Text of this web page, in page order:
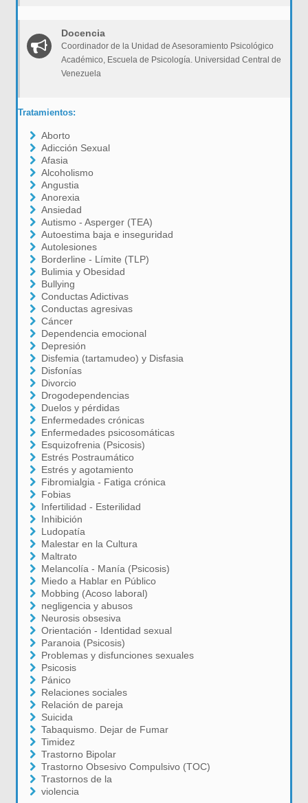
Docencia
Coordinador de la Unidad de Asesoramiento Psicológico
Académico, Escuela de Psicología. Universidad Central de
Venezuela
Tratamientos:
Aborto
Adicción Sexual
Afasia
Alcoholismo
Angustia
Anorexia
Ansiedad
Autismo - Asperger (TEA)
Autoestima baja e inseguridad
Autolesiones
Borderline - Límite (TLP)
Bulimia y Obesidad
Bullying
Conductas Adictivas
Conductas agresivas
Cáncer
Dependencia emocional
Depresión
Disfemia (tartamudeo) y Disfasia
Disfonías
Divorcio
Drogodependencias
Duelos y pérdidas
Enfermedades crónicas
Enfermedades psicosomáticas
Esquizofrenia (Psicosis)
Estrés Postraumático
Estrés y agotamiento
Fibromialgia - Fatiga crónica
Fobias
Infertilidad - Esterilidad
Inhibición
Ludopatía
Malestar en la Cultura
Maltrato
Melancolía - Manía (Psicosis)
Miedo a Hablar en Público
Mobbing (Acoso laboral)
negligencia y abusos
Neurosis obsesiva
Orientación - Identidad sexual
Paranoia (Psicosis)
Problemas y disfunciones sexuales
Psicosis
Pánico
Relaciones sociales
Relación de pareja
Suicida
Tabaquismo. Dejar de Fumar
Timidez
Trastorno Bipolar
Trastorno Obsesivo Compulsivo (TOC)
Trastornos de la
violencia